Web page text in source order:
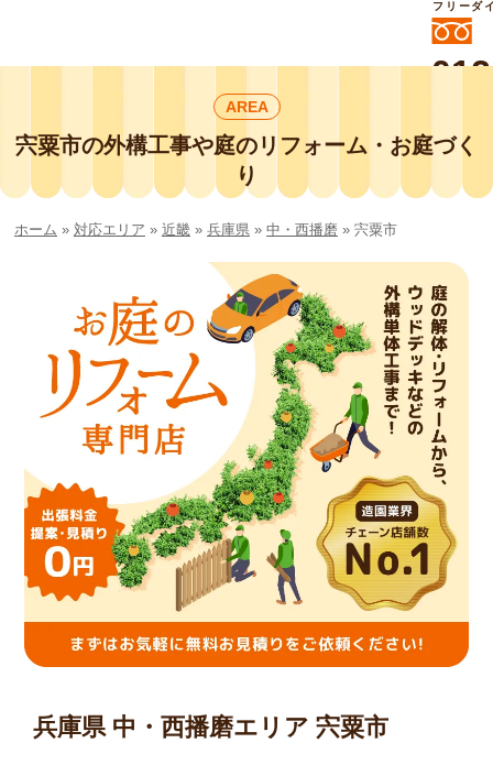
外構工事や庭リフォームは庭づくり業界
No.1チェーン店の
smileガーデンプチ庭づくり事業部にお
任せください！
フリーダ
AREA
宍粟市の外構工事や庭のリフォーム・お庭づく
り
ホーム » 対応エリア » 近畿 » 兵庫県 » 中・西播磨 » 宍粟市
兵庫県 中・西播磨エリア 宍粟市